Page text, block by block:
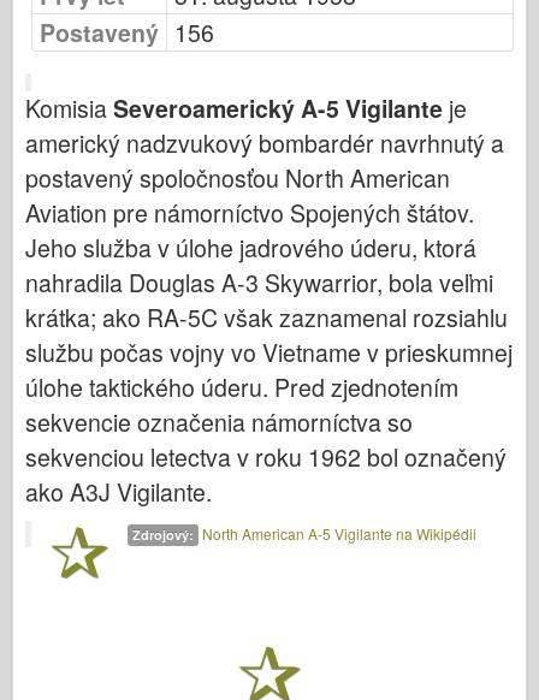
Bronco (Bronco)
Cyber-Hobby (Počítačový koníček)
Eduard
E.T. Model
Jemné formy
Sily Valoru
FriulModel
Hasegawa
Heller
HobbyBoss (Slovenský)
Modely IBG
Italeri (12.
Postavený 156
KomisiaSeveroamerický A-5 Vigilante je
americký nadzvukový bombardér navrhnutý a
postavený spoločnosťou North American
Aviation pre námorníctvo Spojených štátov.
Jeho služba v úlohe jadrového úderu, ktorá
nahradila Douglas A-3 Skywarrior, bola veľmi
krátka; ako RA-5C však zaznamenal rozsiahlu
službu počas vojny vo Vietname v prieskumnej
úlohe taktického úderu. Pred zjednotením
sekvencie označenia námorníctva so
sekvenciou letectva v roku 1962 bol označený
ako A3J Vigilante.
Zdrojový: North American A-5 Vigilante na Wikipédii